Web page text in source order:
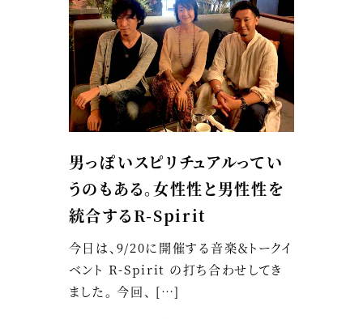
男っぽいスピリチュアルってい
うのもある。女性性と男性性を
統合するR-Spirit
今日は、9/20に開催する音楽＆トークイ
ベント R-Spirit の打ち合わせしてき
ました。 今回、 […]